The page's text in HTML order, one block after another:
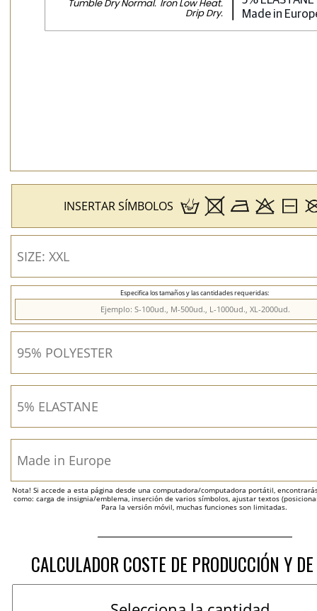
Tumble Dry Normal Iron Low Heat
Drip Dry
INSERTAR SÍMBOLOS
Especifica los tamaños y las cantidades requeridas:
Nota! Si accede a esta página desde una computadora/computadora portátil,
como: carga de insignia/emblema, inserción de varios símbolos, ajustar textos
Para la versión móvil, muchas funciones son limitadas.
CALCULADOR COSTE DE PRODUCCIÓN Y